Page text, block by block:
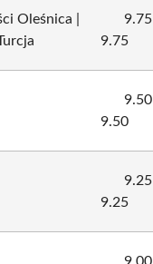
Oleśnica |
9.75
9.75
9.50
9.50
9.25
9.25
9.00